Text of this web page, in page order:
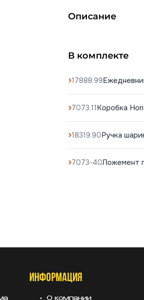
Описание
В комплекте
17888.99
7073.11Коробка
18319.90Ручка
7073-40Ложемент
ИНФОРМАЦИЯ
О компании